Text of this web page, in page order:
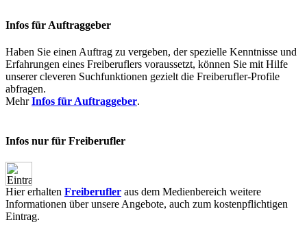
Infos für Auftraggeber
Haben Sie einen Auftrag zu vergeben, der spezielle Kenntnisse und
Erfahrungen eines Freiberuflers voraussetzt, können Sie mit Hilfe
unserer cleveren Suchfunktionen gezielt die Freiberufler-Profile
abfragen.
MehrInfos für Auftraggeber.
Infos nur für Freiberufler
Hier erhalten Freiberufler aus dem Medienbereich weitere
Informationen über unsere Angebote, auch zum kostenpflichtigen
Eintrag.